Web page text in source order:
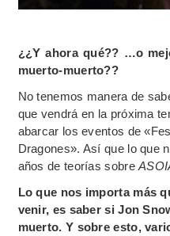
¿¿Y ahora qué?? …o
muerto-muerto??
No tenemos manera de
que vendrá en la próxima
abarcar los eventos de
Dragones». Así que lo que
años de teorías sobre
Lo que nos importa más
venir, es saber si Jon
muerto. Y sobre esto,